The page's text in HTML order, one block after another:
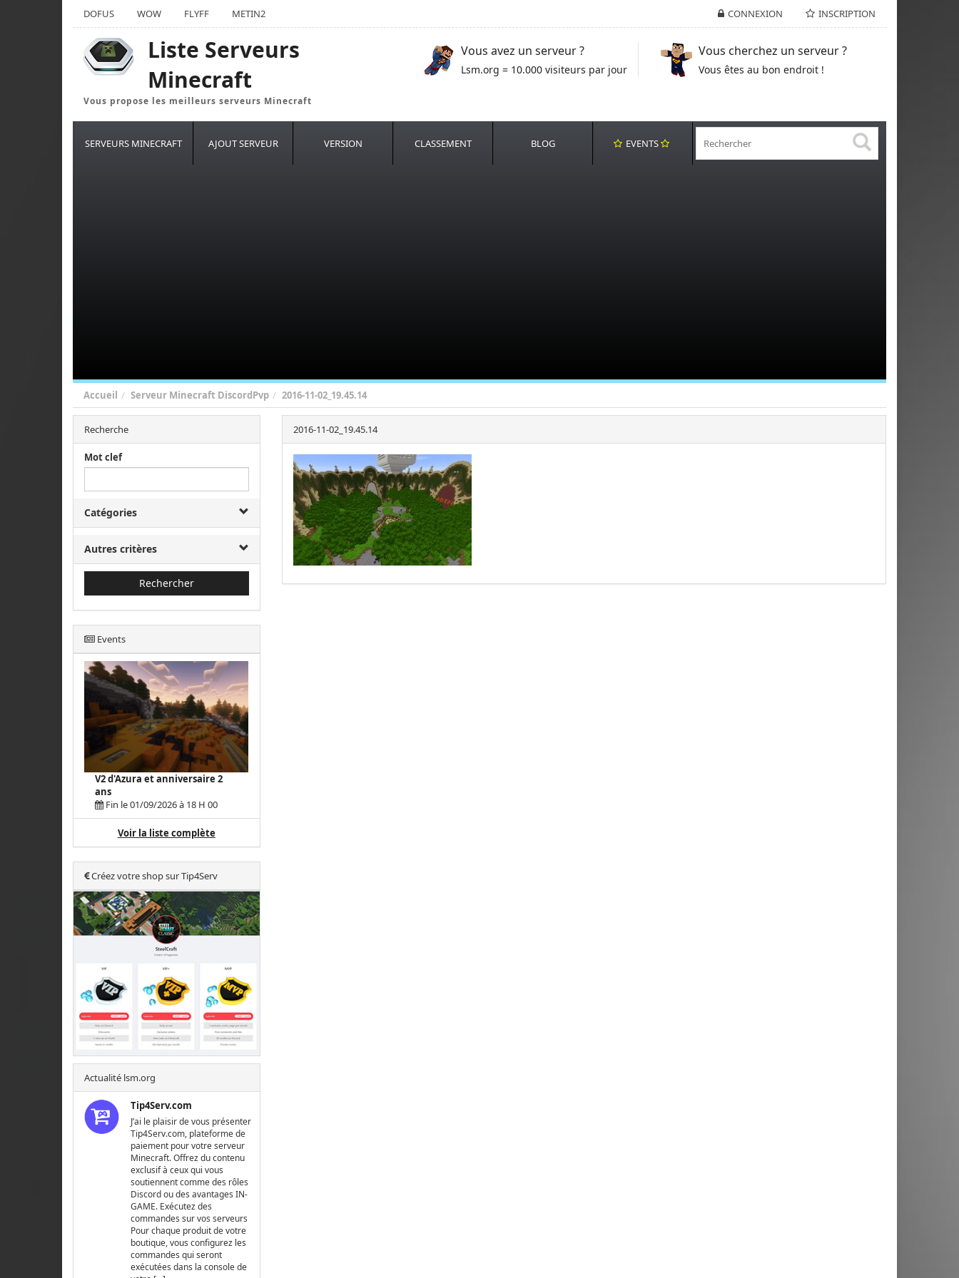
CONNEXION INSCRIPTION
DOFUS WOW FLYFF METIN2
Liste Serveurs
Minecraft
Vous propose les meilleurs serveurs Minecraft
Vous avez un serveur ?
Lsm.org = 10.000 visiteurs par jour
Vous cherchez un serveur ?
Vous êtes au bon endroit !
SERVEURS MINECRAFT AJOUT SERVEUR VERSION CLASSEMENT BLOG EVENTS
Accueil Serveur Minecraft DiscordPvp 2016-11-02_19.45.14
Recherche
Mot clef
Catégories
Autres critères
Rechercher
Events
V2 d'Azura et anniversaire 2
ans
Fin le 01/09/2026 à 18 H 00
Voir la liste complète
Créez votre shop sur Tip4Serv
Actualité lsm.org
Tip4Serv.com
J’ai le plaisir de vous présenter
Tip4Serv.com, plateforme de
paiement pour votre serveur
Minecraft. Offrez du contenu
exclusif à ceux qui vous
soutiennent comme des rôles
Discord ou des avantages IN-
GAME. Exécutez des
commandes sur vos serveurs
Pour chaque produit de votre
boutique, vous configurez les
commandes qui seront
exécutées dans la console de
2016-11-02_19.45.14